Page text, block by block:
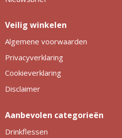
Veilig winkelen
Algemene voorwaarden
Privacyverklaring
Cookieverklaring
Disclaimer
Aanbevolen categorieën
Drinkflessen